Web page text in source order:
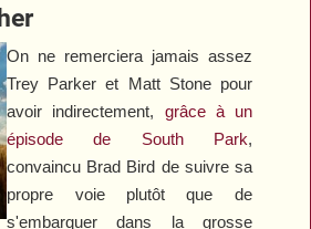
On ne remerciera jamais assez
Trey Parker et Matt Stone pour
avoir indirectement, grâce à un
épisode de South Park,
convaincu Brad Bird de suivre sa
propre voie plutôt que de
s'embarquer dans la grosse